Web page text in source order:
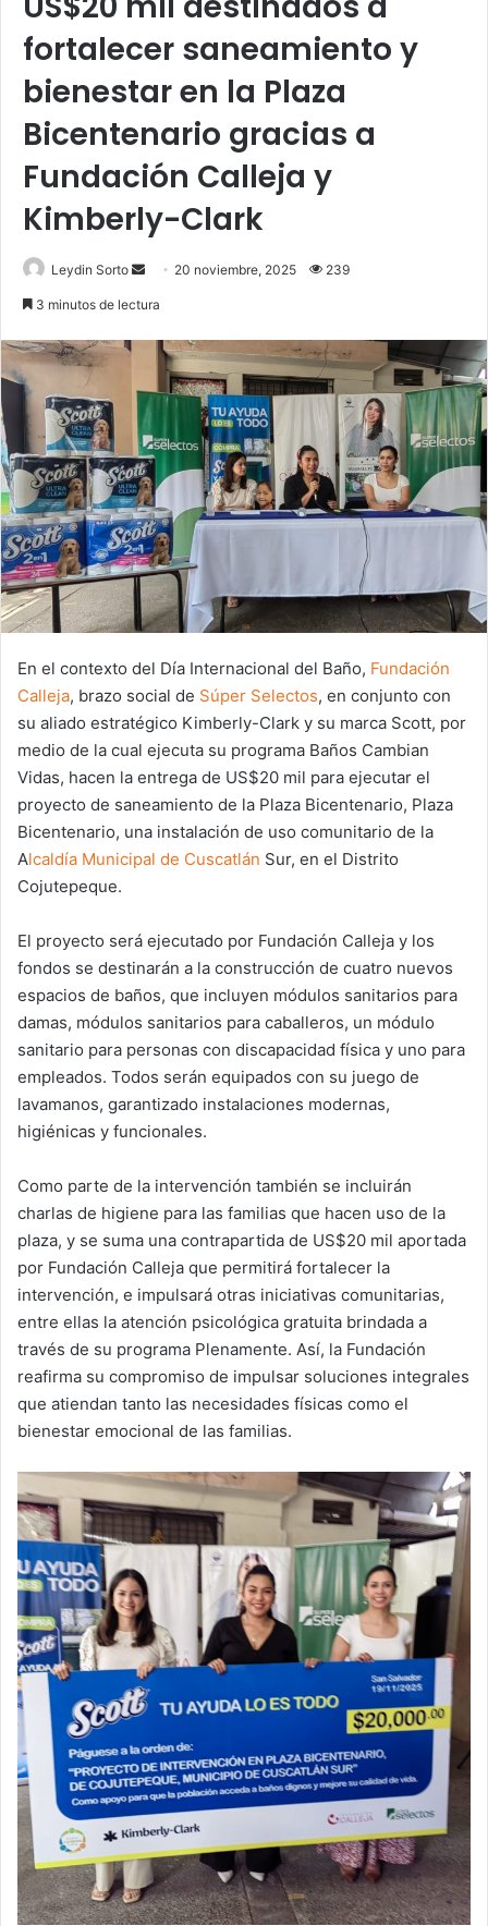
fortalecer saneamiento y
bienestar en la Plaza
Bicentenario gracias a
Fundación Calleja y
Kimberly-Clark
Leydin Sorto
Send 20 noviembre, 2025 239
3 minutos de lectura
En el contexto del Día Internacional del Baño, Fundación
Calleja, brazo social de Súper Selectos, en conjunto con
su aliado estratégico Kimberly-Clark y su marca Scott, por
medio de la cual ejecuta su programa Baños Cambian
Vidas, hacen la entrega de US$20 mil para ejecutar el
proyecto de saneamiento de la Plaza Bicentenario, Plaza
Bicentenario, una instalación de uso comunitario de la
Alcaldía Municipal de Cuscatlán Sur, en el Distrito
Cojutepeque.
El proyecto será ejecutado por Fundación Calleja y los
fondos se destinarán a la construcción de cuatro nuevos
espacios de baños, que incluyen módulos sanitarios para
damas, módulos sanitarios para caballeros, un módulo
sanitario para personas con discapacidad física y uno para
empleados. Todos serán equipados con su juego de
lavamanos, garantizado instalaciones modernas,
higiénicas y funcionales.
Como parte de la intervención también se incluirán
charlas de higiene para las familias que hacen uso de la
plaza, y se suma una contrapartida de US$20 mil aportada
por Fundación Calleja que permitirá fortalecer la
intervención, e impulsará otras iniciativas comunitarias,
entre ellas la atención psicológica gratuita brindada a
través de su programa Plenamente. Así, la Fundación
reafirma su compromiso de impulsar soluciones integrales
que atiendan tanto las necesidades físicas como el
bienestar emocional de las familias.